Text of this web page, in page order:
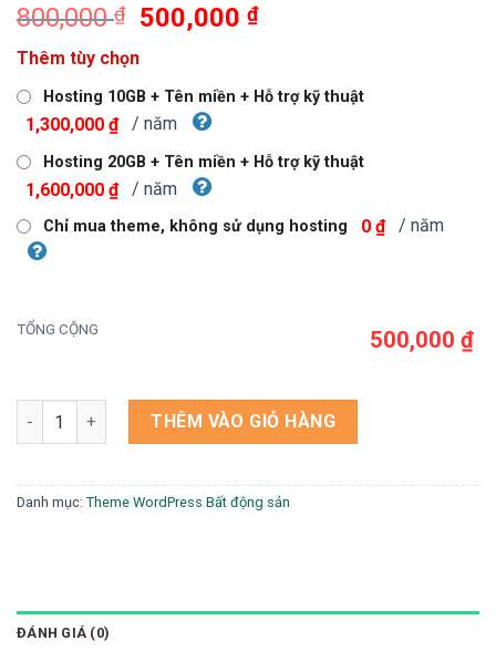
800,000₫
Giá
là:
800,000 ₫.
500,000₫Giá
là:
Thêm tùy chọn
Hosting 10GB + Tên miền + Hỗ trợ kỹ thuật
1,300,000 ₫ / năm
Hosting 20GB + Tên miền + Hỗ trợ kỹ thuật
1,600,000 ₫ / năm
Chỉ mua theme, không sử dụng hosting 0 ₫ / năm
TỔNG CỘNG 500,000 ₫
Theme wordpress bất động sản 08 số lượng
THÊM VÀO GIỎ HÀNG
Danh mục: Theme WordPress Bất động sản
ĐÁNH GIÁ (0)